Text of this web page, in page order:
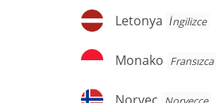
Letonya
Letonya İngilizce
Monako
Monako Fransızca
Norveç